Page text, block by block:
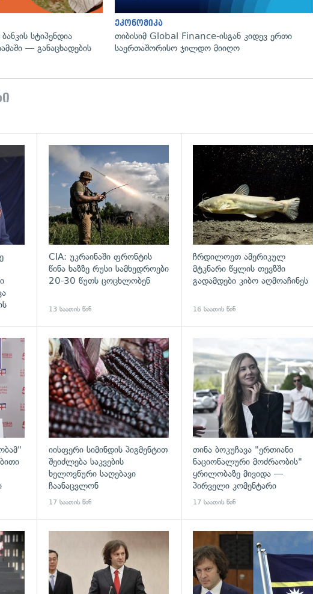
სტიპენდია
— განაცხადების
ეკონომიკა
თიბისიმ Global Finance-ისგან კიდევ ერთი
საერთაშორისო ჯილდო მიიღო
გადახედვა გადახედვა
CIA: უკრაინაში ფრონტის
წინა ხაზზე რუსი სამხედროები
20-30 წუთს ცოცხლობენ
13 საათის წინ
ჩრდილოეთ ამერიკულ
მტკნარი წყლის თევზში
გადამდები კიბო აღმოაჩინეს
16 საათის წინ
გადახედვა
იისფერი სიმინდის პიგმენტით
შეიძლება საკვების
ხელოვნური საღებავი
ჩაანაცვლონ
17 საათის წინ
თინა ბოკუჩავა "ერთიანი
ნაციონალური მოძრაობის"
ყრილობაზე მივიდა —
პირველი კომენტარი
17 საათის წინ
გადახედვა